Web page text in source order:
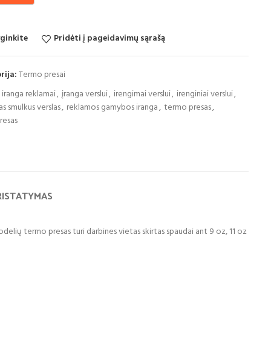
Pridėti į pageidavimų sąrašą
Termo presai
iranga reklamai, įranga verslui, irengimai verslui, irenginiai verslui,
smulkus verslas, reklamos gamybos iranga, termo presas,
termo presas turi darbines vietas skirtas spaudai ant 9 oz, 11 oz